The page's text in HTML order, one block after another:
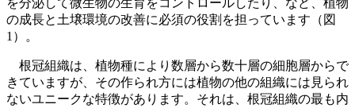
を分泌して微生物の生育をコントロールしたり、など、植物
の成長と土壌環境の改善に必須の役割を担っています（図
1）。
根冠組織は、植物種により数層から数十層の細胞層からで
きていますが、その作られ方には植物の他の組織には見られ
ないユニークな特徴があります。それは、根冠組織の最も内